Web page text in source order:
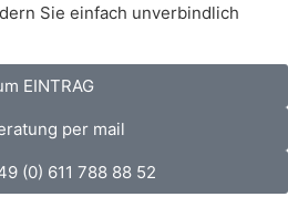
Sie einfach unverbindlich
EINTRAG
per mail
(0) 611 788 88 52